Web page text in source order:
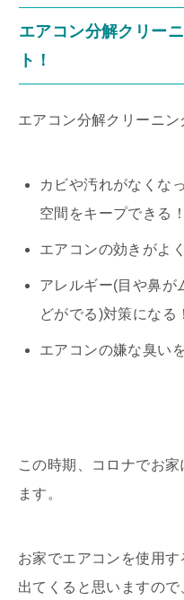
エアコン分解クリー
ト！
エアコン分解クリーニ
カビや汚れがなくな
空間をキープできる！
エアコンの効きがよ
アレルギー(目や鼻が
どがでる)対策になる！
エアコンの嫌な臭い
この時期、コロナでお
ます。
お家でエアコンを使用
出てくると思いますの